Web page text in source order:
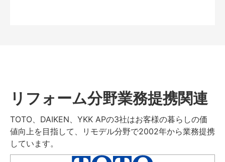
リフォーム分野業務提携関連
TOTO、DAIKEN、YKK APの3社はお客様の暮らしの価
値向上を目指して、リモデル分野で2002年から業務提携
しています。